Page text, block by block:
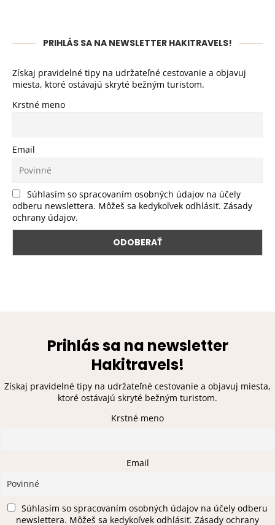
PRIHLÁS SA NA NEWSLETTER HAKITRAVELS!
Získaj pravidelné tipy na udržateľné cestovanie a objavuj
miesta, ktoré ostávajú skryté bežným turistom.
Krstné meno
Email
Súhlasím so spracovaním osobných údajov na účely
odberu newslettera. Môžeš sa kedykoľvek odhlásiť. Zásady
ochrany údajov.
Prihlás sa na newsletter
Hakitravels!
Získaj pravidelné tipy na udržateľné cestovanie a objavuj miesta,
ktoré ostávajú skryté bežným turistom.
Krstné meno
Email
Súhlasím so spracovaním osobných údajov na účely odberu
newslettera. Môžeš sa kedykoľvek odhlásiť. Zásady ochrany